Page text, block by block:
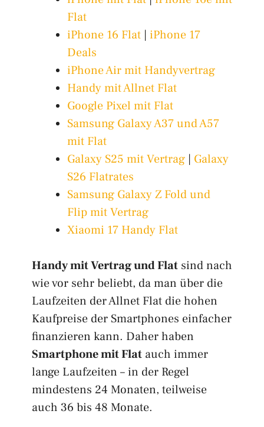
Flat
iPhone 16 Flat | iPhone 17
Deals
iPhone Air mit Handyvertrag
Handy mit Allnet Flat
Google Pixel mit Flat
Samsung Galaxy A37 und A57
mit Flat
Galaxy S25 mit Vertrag | Galaxy
S26 Flatrates
Samsung Galaxy Z Fold und
Flip mit Vertrag
Xiaomi 17 Handy Flat
Handy mit Vertrag und Flat sind nach
wie vor sehr beliebt, da man über die
Laufzeiten der Allnet Flat die hohen
Kaufpreise der Smartphones einfacher
finanzieren kann. Daher haben
Smartphone mit Flat auch immer
lange Laufzeiten – in der Regel
mindestens 24 Monaten, teilweise
auch 36 bis 48 Monate.